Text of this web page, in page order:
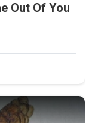
Out Of You